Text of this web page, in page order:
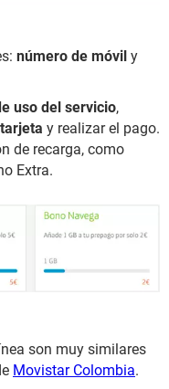
número de móvil y
uso del servicio,
y realizar el pago.
de recarga, como
Extra.
son muy similares
Movistar Colombia.